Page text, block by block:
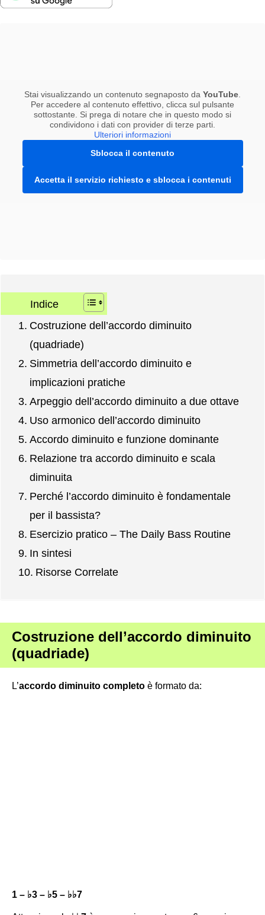
Stai visualizzando un contenuto segnaposto da YouTube.
Per accedere al contenuto effettivo, clicca sul pulsante
sottostante. Si prega di notare che in questo modo si
condividono i dati con provider di terze parti.
Ulteriori informazioni
Sblocca il contenuto
Accetta il servizio richiesto e sblocca i contenuti
Indice
Costruzione dell’accordo diminuito
(quadriade)
Simmetria dell’accordo diminuito e
implicazioni pratiche
Arpeggio dell’accordo diminuito a due ottave
Uso armonico dell’accordo diminuito
Accordo diminuito e funzione dominante
Relazione tra accordo diminuito e scala
diminuita
Perché l’accordo diminuito è fondamentale
per il bassista?
Esercizio pratico – The Daily Bass Routine
In sintesi
Risorse Correlate
Costruzione dell’accordo diminuito
(quadriade)
L’accordo diminuito completo è formato da:
1 – ♭3 – ♭5 – ♭♭7